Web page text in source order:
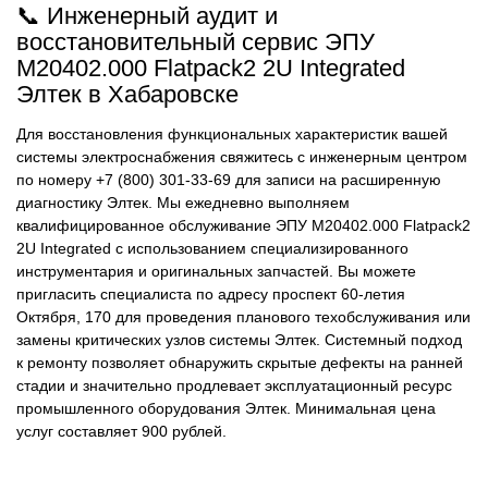
📞 Инженерный аудит и
восстановительный сервис ЭПУ
M20402.000 Flatpack2 2U Integrated
Элтек в Хабаровске
Для восстановления функциональных характеристик вашей
системы электроснабжения свяжитесь с инженерным центром
по номеру +7 (800) 301-33-69 для записи на расширенную
диагностику Элтек. Мы ежедневно выполняем
квалифицированное обслуживание ЭПУ M20402.000 Flatpack2
2U Integrated с использованием специализированного
инструментария и оригинальных запчастей. Вы можете
пригласить специалиста по адресу проспект 60-летия
Октября, 170 для проведения планового техобслуживания или
замены критических узлов системы Элтек. Системный подход
к ремонту позволяет обнаружить скрытые дефекты на ранней
стадии и значительно продлевает эксплуатационный ресурс
промышленного оборудования Элтек. Минимальная цена
услуг составляет 900 рублей.